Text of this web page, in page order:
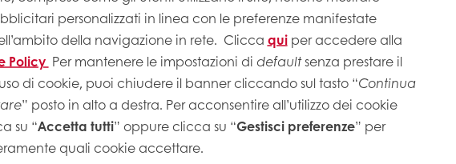
Innovare attraverso la
collaborazione
personalizzati in linea con le preferenze manifestate
della navigazione in rete. Clicca quiper accedere alla
Policy Per mantenere le impostazioni di defaultsenza prestare il
di cookie, puoi chiudere il banner cliccando sul tasto “Continua
” posto in alto a destra. Per acconsentire all’utilizzo dei cookie
su “Accetta tutti” oppure clicca su “Gestisci preferenze” per
quali cookie accettare.